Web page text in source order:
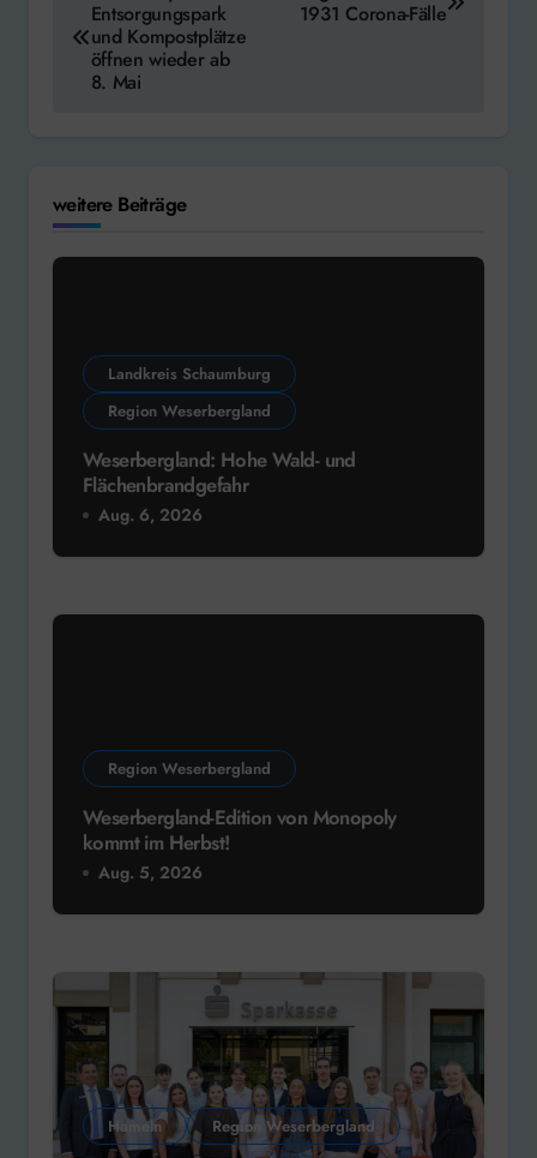
Entsorgungspark
und Kompostplätze
öffnen wieder ab
8. Mai
1931 Corona-Fälle
weitere Beiträge
Landkreis Schaumburg
Region Weserbergland
Weserbergland: Hohe Wald- und
Flächenbrandgefahr
Aug. 6, 2026
Region Weserbergland
Weserbergland-Edition von Monopoly
kommt im Herbst!
Aug. 5, 2026
Hameln Region Weserbergland